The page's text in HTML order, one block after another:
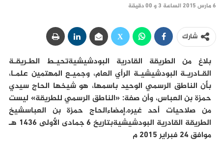
6 مارس 2015 الساعة 3 و 00 دقيقة
شارك
بلاغ من الطريقة القادرية البودشيشيةتحيـط الطـريقـة
القـادريـة البودشيشيـة الرأي العام، وجميـع المهتمين علمـا،
بأن الناطق الرسمي الوحيد باسمها، هو شيخها الحاج سيدي
حمزة بن العباس، وأن صفة: «الناطق الرسمي للطريقة» ليست
من صلاحيات أحد غيره.إمضاءالحاج حمزة بن العباسشيخ
الطريقة القادرية البودشيشيةبتاريخ 6 جمادى الأولى 1436 هـ
موافق 24 فبراير 2015 م